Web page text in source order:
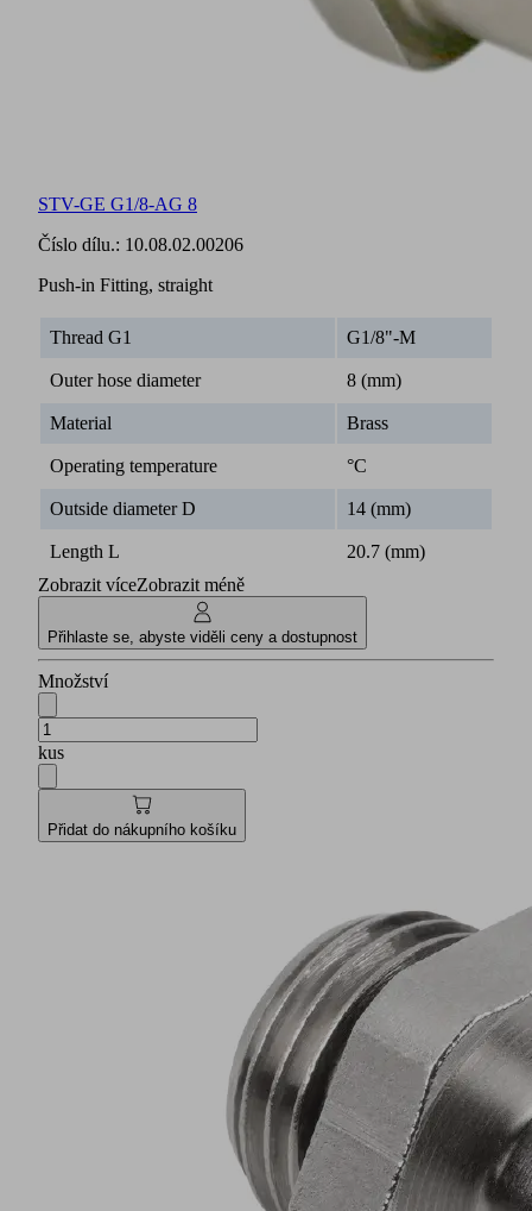
STV-GE G1/8-AG 8
Číslo dílu.: 10.08.02.00206
Push-in Fitting, straight
Thread G1 G1/8"-M
Outer hose diameter 8 (mm)
Material Brass
Operating temperature °C
Outside diameter D 14 (mm)
Length L
20.7 (mm)
Zobrazit víceZobrazit méně
Přihlaste se, abyste viděli ceny a dostupnost
Množství
kus
Přidat do nákupního košíku